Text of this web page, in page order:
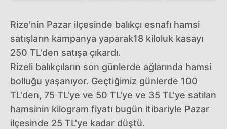
Rize'nin Pazar ilçesinde balıkçı esnafı hamsi
satışların kampanya yaparak18 kiloluk kasayı
250 TL'den satışa çıkardı.
Rizeli balıkçıların son günlerde ağlarında hamsi
bolluğu yaşanıyor. Geçtiğimiz günlerde 100
TL'den, 75 TL'ye ve 50 TL'ye ve 35 TL'ye satılan
hamsinin kilogram fiyatı bugün itibariyle Pazar
ilçesinde 25 TL'ye kadar düştü.